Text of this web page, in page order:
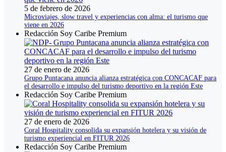
5 de febrero de 2026
Microviajes, slow travel y experiencias con alma: el turismo que
viene en 2026
Redacción Soy Caribe Premium
27 de enero de 2026
Grupo Puntacana anuncia alianza estratégica con CONCACAF para
el desarrollo e impulso del turismo deportivo en la región Este
Redacción Soy Caribe Premium
27 de enero de 2026
Coral Hospitality consolida su expansión hotelera y su visión de
turismo experiencial en FITUR 2026
Redacción Soy Caribe Premium